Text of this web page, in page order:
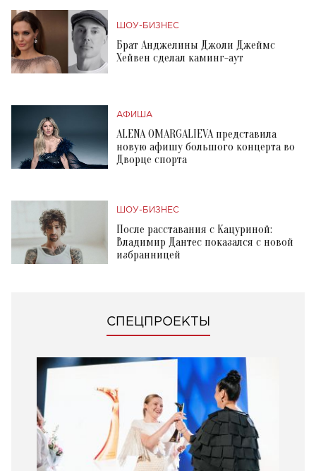
ШОУ-БИЗНЕС
Брат Анджелины Джоли Джеймс
Хейвен сделал каминг-аут
АФИША
ALENA OMARGALIEVA представила
новую афишу большого концерта во
Дворце спорта
ШОУ-БИЗНЕС
После расставания с Кацуриной:
Владимир Дантес показался с новой
избранницей
СПЕЦПРОЕКТЫ